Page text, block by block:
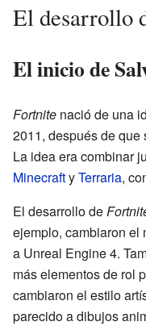
El desarrollo
El inicio de
Fortnite nació de una
2011, después de
La idea era combinar
MinecraftyTerraria,
El desarrollo de
ejemplo, cambiaron el
a Unreal Engine 4.
más elementos de rol
cambiaron el estilo
parecido a dibujos